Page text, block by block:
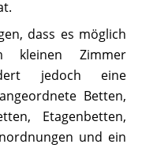
dass es möglich
Zimmer
jedoch eine
Betten,
Etagenbetten,
und ein